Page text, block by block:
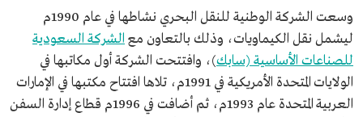
وسعت الشركة الوطنية للنقل البحري نشاطها في عام 1990م
ليشمل نقل الكيماويات، وذلك بالتعاون مع الشركة السعودية
للصناعات الأساسية (سابك)، وافتتحت الشركة أول مكاتبها في
الولايات المتحدة الأمريكية في 1991م، تلاها افتتاح مكتبها في الإمارات
العربية المتحدة عام 1993م، ثم أضافت في 1996م قطاع إدارة السفن